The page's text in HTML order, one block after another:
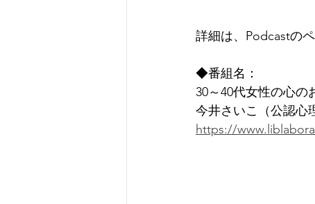
詳細は、Podcastの
◆番組名：
30～40代女性の心の
今井さいこ（公認心
https://